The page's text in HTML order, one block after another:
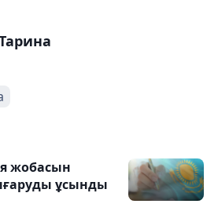
жобасын
ұсынды